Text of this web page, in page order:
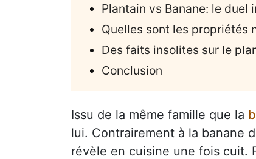
Plantain vs Banane: le duel
Quelles sont les propriétés
Des faits insolites sur le
Conclusion
Issu de la même famille que la
lui. Contrairement à la banane
révèle en cuisine une fois cuit.